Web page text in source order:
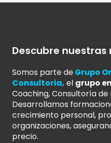
Descubre nuestras
Somos parte deGrupo
Consultoria, el grupo
Coaching, Consultoría de
Desarrollamos
crecimiento personal,
organizaciones,
precio.